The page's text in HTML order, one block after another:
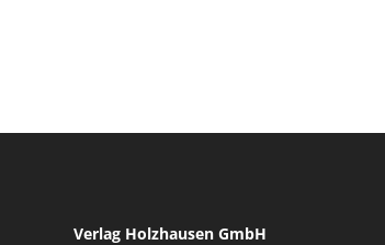
Verlag Holzhausen GmbH